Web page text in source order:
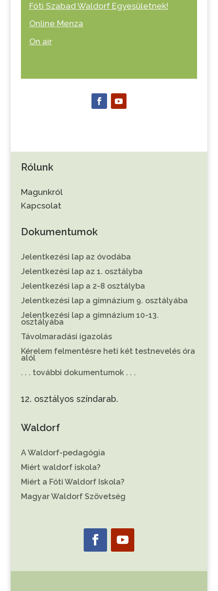
Fóti Szabad Waldorf Egyesületnek!
Online Menza
On air
Rólunk
Magunkról
Kapcsolat
Dokumentumok
Jelentkezési lap az óvodába
Jelentkezési lap az 1. osztályba
Jelentkezési lap a 2-8 osztályba
Jelentkezési lap a gimnázium 9. osztályába
Jelentkezési lap a gimnázium 10-13.
osztályába
Távolmaradási igazolás
Kérelem felmentésre heti két testnevelés óra
alól
. . . további dokumentumok . . .
12. osztályos színdarab.
Waldorf
A Waldorf-pedagógia
Miért waldorf iskola?
Miért a Fóti Waldorf Iskola?
Magyar Waldorf Szövetség